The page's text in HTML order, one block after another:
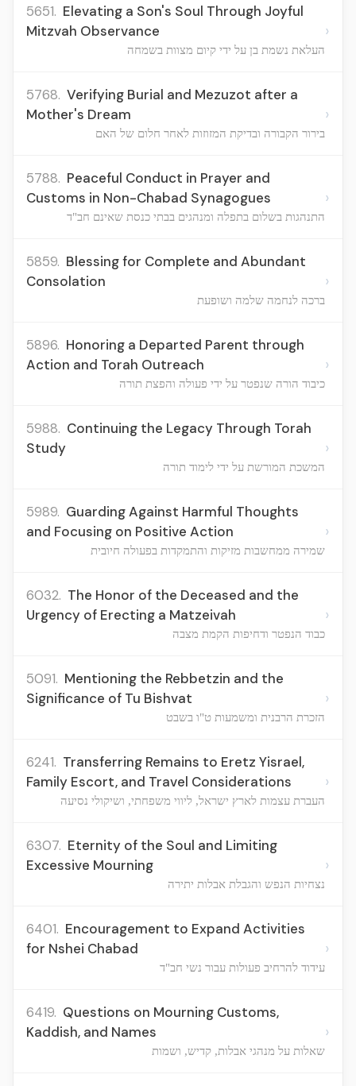
5651. Elevating a Son's Soul Through Joyful
Mitzvah Observance
העלאת נשמת בן על ידי קיום מצוות בשמחה
›
5768. Verifying Burial and Mezuzot after a
Mother's Dream
בירור הקבורה ובדיקת המזוזות לאחר חלום של האם
›
5788. Peaceful Conduct in Prayer and
Customs in Non-Chabad Synagogues
התנהגות בשלום בתפלה ומנהגים בבתי כנסת שאינם חב"ד
›
5859. Blessing for Complete and Abundant
Consolation
ברכה לנחמה שלמה ושופעת
›
5896. Honoring a Departed Parent through
Action and Torah Outreach
כיבוד הורה שנפטר על ידי פעולה והפצת תורה
›
5988. Continuing the Legacy Through Torah
Study
המשכת המורשת על ידי לימוד תורה
›
5989. Guarding Against Harmful Thoughts
and Focusing on Positive Action
שמירה ממחשבות מזיקות והתמקדות בפעולה חיובית
›
6032. The Honor of the Deceased and the
Urgency of Erecting a Matzeivah
כבוד הנפטר ודחיפות הקמת מצבה
›
5091. Mentioning the Rebbetzin and the
Significance of Tu Bishvat
הזכרת הרבנית ומשמעות ט"ו בשבט
›
6241. Transferring Remains to Eretz Yisrael,
Family Escort, and Travel Considerations
העברת עצמות לארץ ישראל, ליווי משפחתי, ושיקולי נסיעה
›
6307. Eternity of the Soul and Limiting
Excessive Mourning
נצחיות הנפש והגבלת אבלות יתירה
›
6401. Encouragement to Expand Activities
for Nshei Chabad
עידוד להרחיב פעולות עבור נשי חב"ד
›
6419. Questions on Mourning Customs,
Kaddish, and Names
שאלות על מנהגי אבלות, קדיש, ושמות
›